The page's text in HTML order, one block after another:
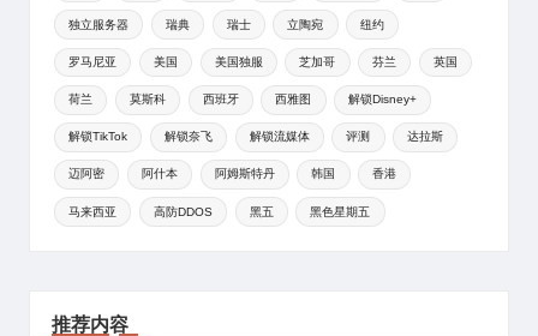
独立服务器 瑞典 瑞士 立陶宛 纽约
罗马尼亚 美国 美国独服 芝加哥 芬兰 英国
荷兰 莫斯科 西班牙 西雅图 解锁Disney+
解锁TikTok 解锁奈飞 解锁流媒体 评测 达拉斯
迈阿密 阿什本 阿姆斯特丹 韩国 香港
马来西亚 高防DDOS 黑五 黑色星期五
推荐内容